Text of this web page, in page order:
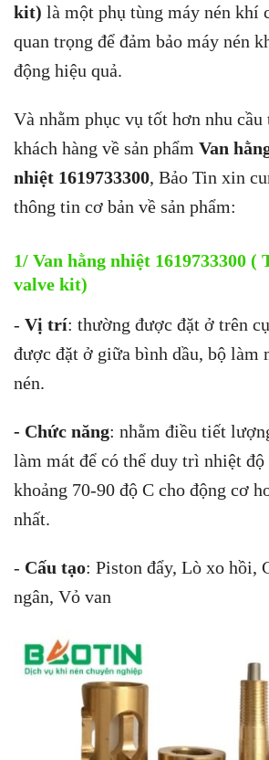
kit) là một phụ tùng máy nén khí
quan trọng để đảm bảo máy nén
động hiệu quả.
Và nhằm phục vụ tốt hơn nhu
khách hàng về sản phẩm Van
nhiệt 1619733300, Bảo Tin xin
thông tin cơ bản về sản phẩm:
1/ Van hằng nhiệt 1619733300 (
valve kit)
- Vị trí: thường được đặt ở trên
được đặt ở giữa bình dầu, bộ làm
nén.
- Chức năng: nhằm điều tiết
làm mát để có thể duy trì nhiệt
khoảng 70-90 độ C cho động cơ
nhất.
- Cấu tạo: Piston đẩy, Lò xo hồi,
ngân, Vỏ van